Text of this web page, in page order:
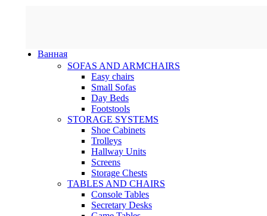
Ванная
SOFAS AND ARMCHAIRS
Easy chairs
Small Sofas
Day Beds
Footstools
STORAGE SYSTEMS
Shoe Cabinets
Trolleys
Hallway Units
Screens
Storage Chests
TABLES AND CHAIRS
Console Tables
Secretary Desks